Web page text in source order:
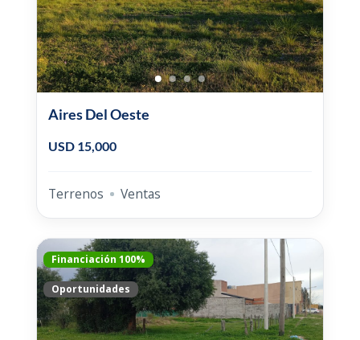
Aires Del Oeste
USD 15,000
Terrenos Ventas
Financiación 100%
Oportunidades